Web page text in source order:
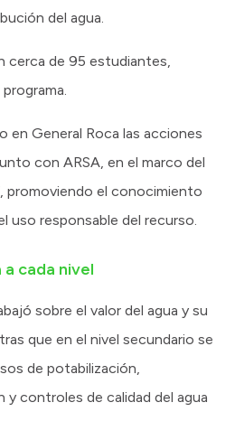
del agua.
cerca de 95 estudiantes,
en General Roca las acciones
con ARSA, en el marco del
promoviendo el conocimiento
uso responsable del recurso.
cada nivel
sobre el valor del agua y su
que en el nivel secundario se
de potabilización,
controles de calidad del agua